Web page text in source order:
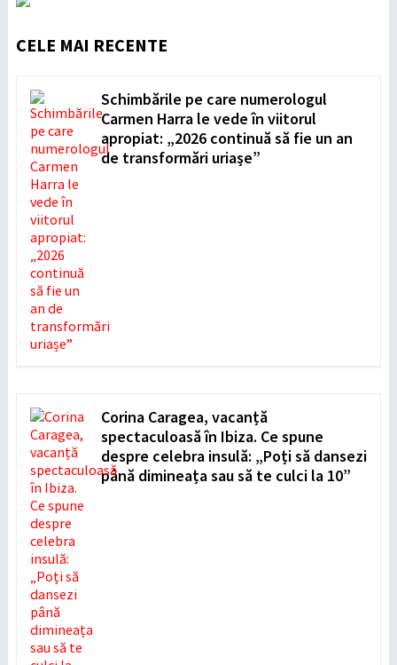
CELE MAI RECENTE
Schimbările pe care numerologul
Carmen Harra le vede în viitorul
apropiat: „2026 continuă să fie un an
de transformări uriașe”
Corina Caragea, vacanță
spectaculoasă în Ibiza. Ce spune
despre celebra insulă: „Poți să dansezi
până dimineața sau să te culci la 10”